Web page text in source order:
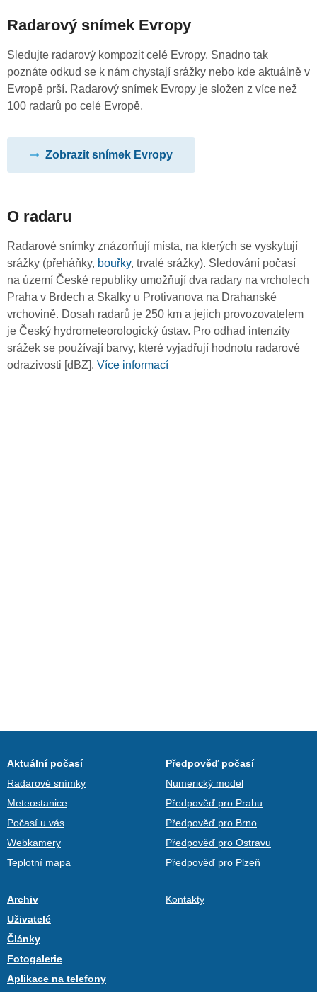
Radarový snímek Evropy
Sledujte radarový kompozit celé Evropy. Snadno tak
poznáte odkud se k nám chystají srážky nebo kde aktuálně v
Evropě prší. Radarový snímek Evropy je složen z více než
100 radarů po celé Evropě.
Zobrazit snímek Evropy
O radaru
Radarové snímky znázorňují místa, na kterých se vyskytují
srážky (přeháňky, bouřky, trvalé srážky). Sledování počasí
na území České republiky umožňují dva radary na vrcholech
Praha v Brdech a Skalky u Protivanova na Drahanské
vrchovině. Dosah radarů je 250 km a jejich provozovatelem
je Český hydrometeorologický ústav. Pro odhad intenzity
srážek se používají barvy, které vyjadřují hodnotu radarové
odrazivosti [dBZ]. Více informací
Aktuální počasí
Radarové snímky
Meteostanice
Počasí u vás
Webkamery
Teplotní mapa
Předpověď počasí
Numerický model
Předpověď pro Prahu
Předpověď pro Brno
Předpověď pro Ostravu
Předpověď pro Plzeň
Archiv
Uživatelé
Články
Fotogalerie
Aplikace na telefony
Kontakty